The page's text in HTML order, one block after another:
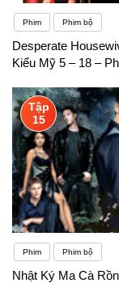
Phim Phim bộ
Desperate
Kiểu Mỹ 5 – 18 –
Tập
15
Phim Phim bộ
Nhật Ký Ma Cà